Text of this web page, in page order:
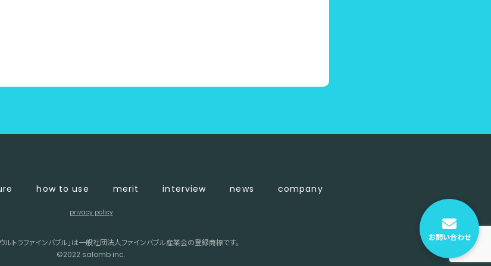
お問い合わせ
how to use merit interview news company
privacy policy
ウルトラファインバブル」は一般社団法人ファインバブル産業会の登録商標です。
©︎2022 salomb inc.